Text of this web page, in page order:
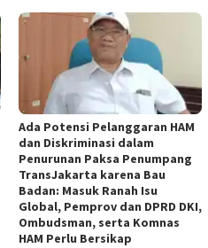
Ada Potensi Pelanggaran HAM
dan Diskriminasi dalam
Penurunan Paksa Penumpang
TransJakarta karena Bau
Badan: Masuk Ranah Isu
Global, Pemprov dan DPRD DKI,
Ombudsman, serta Komnas
HAM Perlu Bersikap